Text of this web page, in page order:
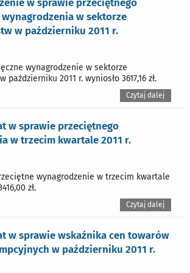
w sprawie przeciętnego
w sektorze
w październiku 2011 r.
wynagrodzenie w sektorze
październiku 2011 r. wyniosło 3617,16 zł.
Czytaj dalej
w sprawie przeciętnego
w trzecim kwartale 2011 r.
wynagrodzenie w trzecim kwartale
zł.
Czytaj dalej
w sprawie wskaźnika cen towarów
w październiku 2011 r.